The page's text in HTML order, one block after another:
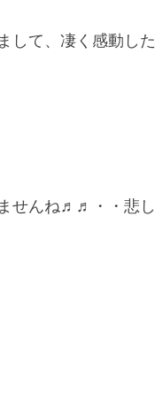
して、凄く感動した
せんね♬♬・・悲し